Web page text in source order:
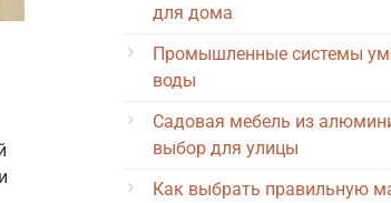
для дома
Промышленные системы
воды
Садовая мебель из
выбор для улицы
Как выбрать правильную